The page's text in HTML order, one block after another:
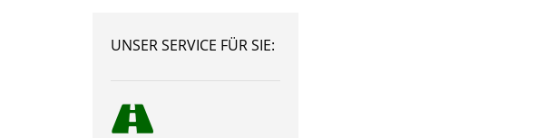
UNSER SERVICE FÜR SIE: